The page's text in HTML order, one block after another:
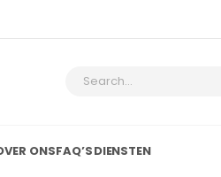
ONSFAQ’SDIENSTEN